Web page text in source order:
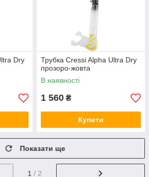
Dry
Трубка Cressi Alpha Ultra Dry
прозоро-жовта
В наявності
1 560 ₴
Купити
Показати ще
1 / 2